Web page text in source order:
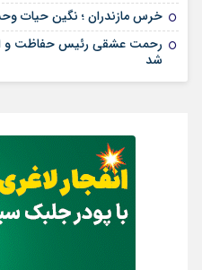
خرس مازندران ؛ نگین حیات
رحمت عشقی رئیس حفاظت و
شد